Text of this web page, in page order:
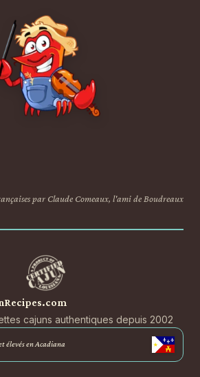
par Claude Comeaux, l'ami de Boudreaux
cajuns authentiques depuis 2002
élevés en Acadiana